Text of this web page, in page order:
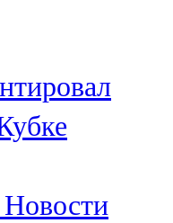
Новости